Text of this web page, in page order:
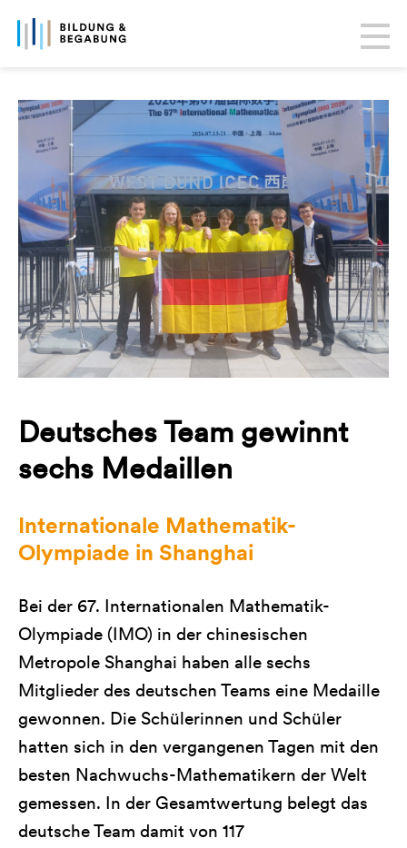
Deutsches Team gewinnt
sechs Medaillen
Internationale Mathematik-
Olympiade in Shanghai
Bei der 67. Internationalen Mathematik-
Olympiade (IMO) in der chinesischen
Metropole Shanghai haben alle sechs
Mitglieder des deutschen Teams eine Medaille
gewonnen. Die Schülerinnen und Schüler
hatten sich in den vergangenen Tagen mit den
besten Nachwuchs-Mathematikern der Welt
gemessen. In der Gesamtwertung belegt das
deutsche Team damit von 117